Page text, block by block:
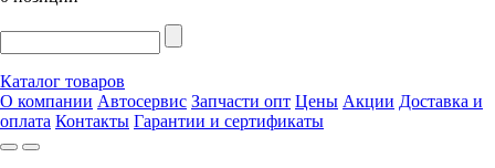
Каталог товаров
О компании Автосервис Запчасти опт Цены Акции Доставка и
оплата Контакты Гарантии и сертификаты